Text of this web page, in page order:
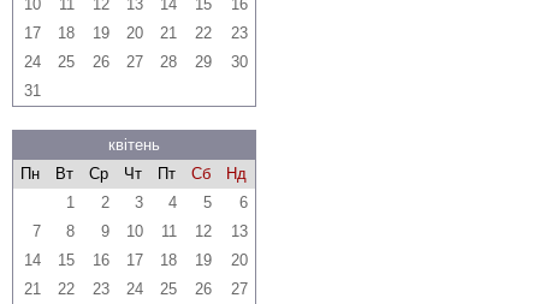
10
11 12 13 14 15
16
17
18 19 20 21 22
23
24
25 26 27 28 29
30
31
квітень
Пн
Вт Ср Чт Пт Сб
Нд
1
2 3 4 5
6
7
8 9 10 11 12
13
14
15 16 17 18 19
20
21
22 23 24 25 26
27